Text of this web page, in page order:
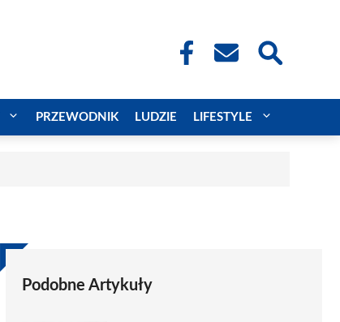
PRZEWODNIK LUDZIE LIFESTYLE
Podobne Artykuły